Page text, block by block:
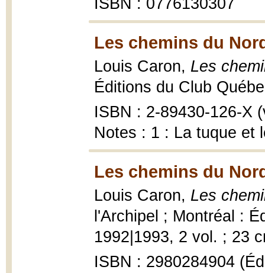
ISBN : 0776130307
Les chemins du
Louis Caron, Les
Éditions du Club
ISBN : 2-89430-126-X
Notes : 1 : La tuque et
Les chemins du
Louis Caron, Les
l'Archipel ; Montréal :
1992|1993, 2 vol. ; 23
ISBN : 2980284904